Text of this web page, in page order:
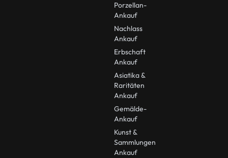
Porzellan-
Ankauf
Nachlass
Ankauf
Erbschaft
Ankauf
Asiatika &
Raritäten
Ankauf
Gemälde-
Ankauf
Kunst &
Sammlungen
Ankauf